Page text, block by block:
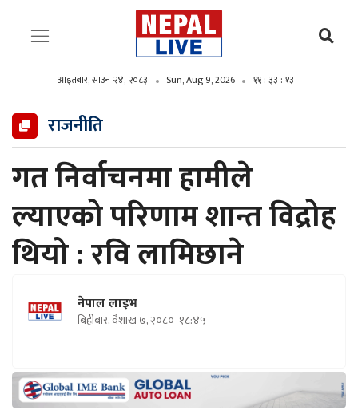
आइतबार, साउन २४, २०८३ Sun, Aug 9, 2026 ११ : ३३ : १४
राजनीति
गत निर्वाचनमा हामीले
ल्याएको परिणाम शान्त विद्रोह
थियो : रवि लामिछाने
नेपाल लाइभ
बिहीबार, वैशाख ७, २०८० १८:४५